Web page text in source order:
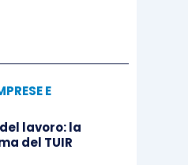
E
lavoro: la
del TUIR